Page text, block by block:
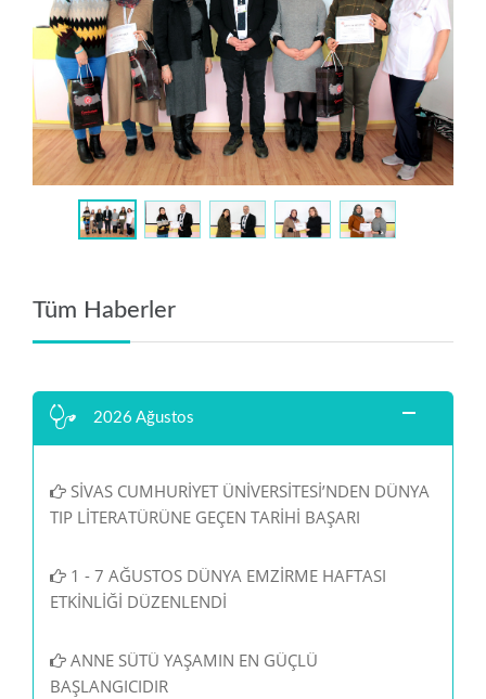
Tüm Haberler
2026 Ağustos
SİVAS CUMHURİYET ÜNİVERSİTESİ’NDEN DÜNYA
TIP LİTERATÜRÜNE GEÇEN TARİHİ BAŞARI
1 - 7 AĞUSTOS DÜNYA EMZİRME HAFTASI
ETKİNLİĞİ DÜZENLENDİ
ANNE SÜTÜ YAŞAMIN EN GÜÇLÜ
BAŞLANGICIDIR